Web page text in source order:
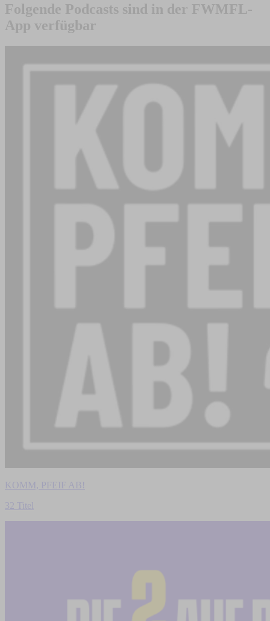
Folgende Podcasts sind in der FWMFL-
App verfügbar
KOMM, PFEIF AB!
32 Titel